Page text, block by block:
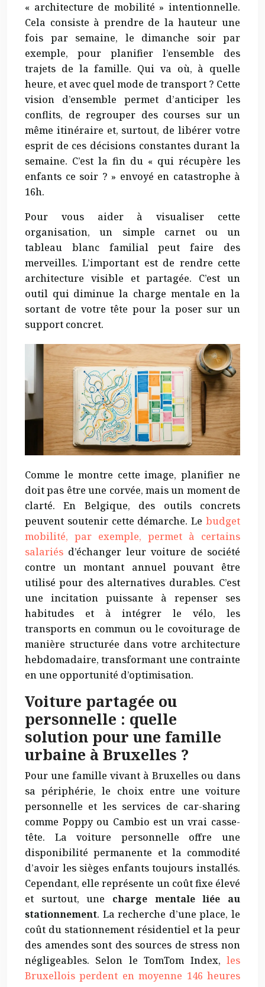
« architecture de mobilité » intentionnelle.
Cela consiste à prendre de la hauteur une
fois par semaine, le dimanche soir par
exemple, pour planifier l’ensemble des
trajets de la famille. Qui va où, à quelle
heure, et avec quel mode de transport ? Cette
vision d’ensemble permet d’anticiper les
conflits, de regrouper des courses sur un
même itinéraire et, surtout, de libérer votre
esprit de ces décisions constantes durant la
semaine. C’est la fin du « qui récupère les
enfants ce soir ? » envoyé en catastrophe à
16h.
Pour vous aider à visualiser cette
organisation, un simple carnet ou un
tableau blanc familial peut faire des
merveilles. L’important est de rendre cette
architecture visible et partagée. C’est un
outil qui diminue la charge mentale en la
sortant de votre tête pour la poser sur un
support concret.
Comme le montre cette image, planifier ne
doit pas être une corvée, mais un moment de
clarté. En Belgique, des outils concrets
peuvent soutenir cette démarche. Le budget
mobilité, par exemple, permet à certains
salariés d’échanger leur voiture de société
contre un montant annuel pouvant être
utilisé pour des alternatives durables. C’est
une incitation puissante à repenser ses
habitudes et à intégrer le vélo, les
transports en commun ou le covoiturage de
manière structurée dans votre architecture
hebdomadaire, transformant une contrainte
en une opportunité d’optimisation.
Voiture partagée ou
personnelle : quelle
solution pour une famille
urbaine à Bruxelles ?
Pour une famille vivant à Bruxelles ou dans
sa périphérie, le choix entre une voiture
personnelle et les services de car-sharing
comme Poppy ou Cambio est un vrai casse-
tête. La voiture personnelle offre une
disponibilité permanente et la commodité
d’avoir les sièges enfants toujours installés.
Cependant, elle représente un coût fixe élevé
et surtout, une charge mentale liée au
stationnement. La recherche d’une place, le
coût du stationnement résidentiel et la peur
des amendes sont des sources de stress non
négligeables. Selon le TomTom Index, les
Bruxellois perdent en moyenne 146 heures